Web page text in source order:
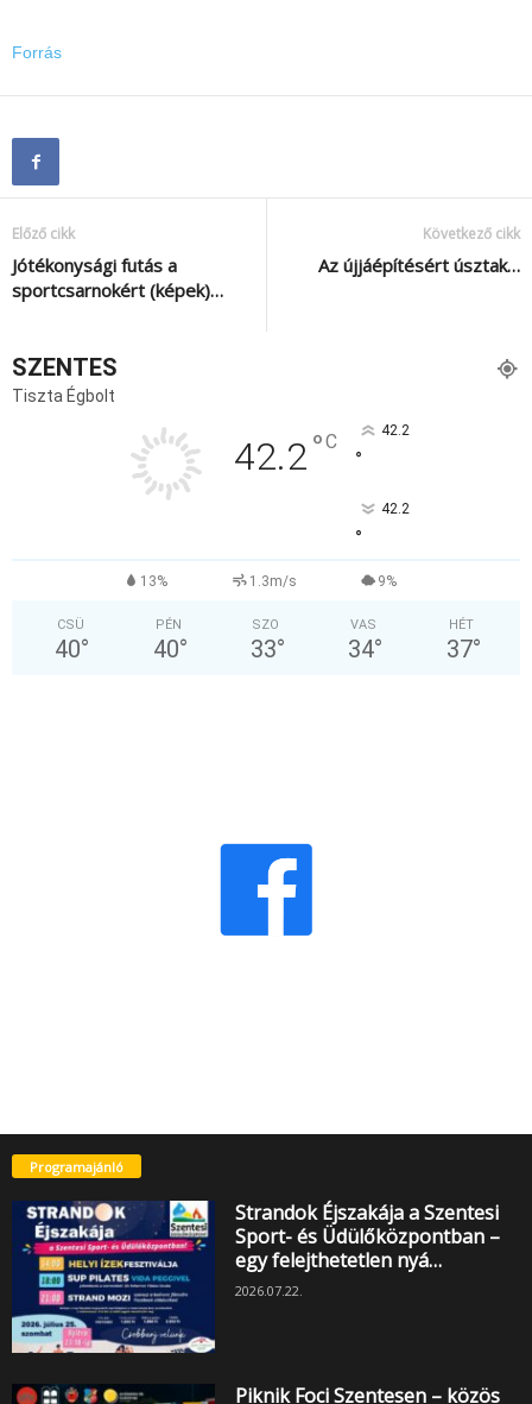
Forrás
Előző cikk
Jótékonysági futás a
sportcsarnokért (képek)…
Következő cikk
Az újjáépítésért úsztak…
SZENTES
Tiszta Égbolt
42.2°C 42.2
°
42.2
°
13% 1.3m/s 9%
CSÜ
40°
PÉN
40°
SZO
33°
VAS
34°
HÉT
37°
Programajánló
Strandok Éjszakája a Szentesi
Sport- és Üdülőközpontban –
egy felejthetetlen nyá…
2026.07.22.
Piknik Foci Szentesen – közös